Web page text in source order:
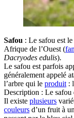
Safou : Le safou est le
Afrique de l’Ouest (
Dacryodes edulis).
Le safou est parfois
généralement appelé
l’arbre qui le produit :
Description : Le safou
Il existe plusieurs
couleurs d’un fruit à un